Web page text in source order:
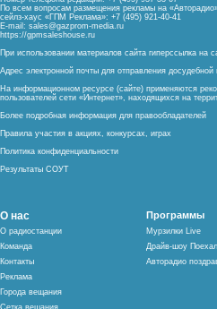
По всем вопросам размещения рекламы на
сейлз-хаус «ГПМ Реклама»: +7 (495) 921-40-41
E-mail: sales@gazprom-media.ru
https://gpmsaleshouse.ru
При использовании материалов сайта гиперссылка на
Адрес электронной почты для отправления
На информационном ресурсе (сайте) применяются
пользователей сети «Интернет», находящихся на
Более подробная информация для правообладателей
Правила участия в акциях, конкурсах, играх
Политика конфиденциальности
Результаты СОУТ
О нас
О радиостанции
Команда
Контакты
Реклама
Города вещания
Сетка вещания
Программы
Мурзилки Live
Драйв-шоу
Авторадио